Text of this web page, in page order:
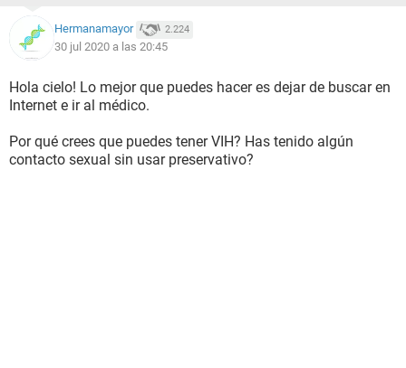
Hermanamayor 2.224
30 jul 2020 a las 20:45
Hola cielo! Lo mejor que puedes hacer es dejar de buscar en
Internet e ir al médico.
Por qué crees que puedes tener VIH? Has tenido algún
contacto sexual sin usar preservativo?